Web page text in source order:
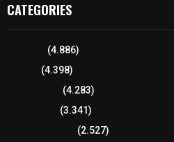
CATEGORIES
(4.886)
(4.398)
(4.283)
(3.341)
(2.527)